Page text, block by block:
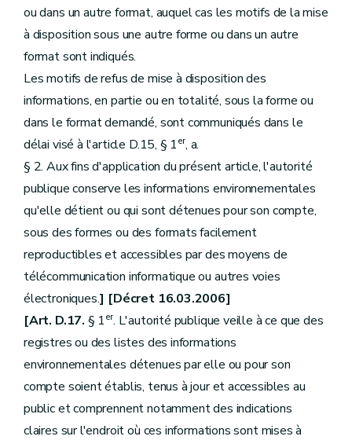
ou dans un autre format, auquel cas les motifs de la mise
à disposition sous une autre forme ou dans un autre
format sont indiqués.
Les motifs de refus de mise à disposition des
informations, en partie ou en totalité, sous la forme ou
dans le format demandé, sont communiqués dans le
délai visé à l'article D.15, § 1er, a.
§ 2. Aux fins d'application du présent article, l'autorité
publique conserve les informations environnementales
qu'elle détient ou qui sont détenues pour son compte,
sous des formes ou des formats facilement
reproductibles et accessibles par des moyens de
télécommunication informatique ou autres voies
électroniques.] [Décret 16.03.2006]
[Art. D.17. § 1er. L'autorité publique veille à ce que des
registres ou des listes des informations
environnementales détenues par elle ou pour son
compte soient établis, tenus à jour et accessibles au
public et comprennent notamment des indications
claires sur l'endroit où ces informations sont mises à